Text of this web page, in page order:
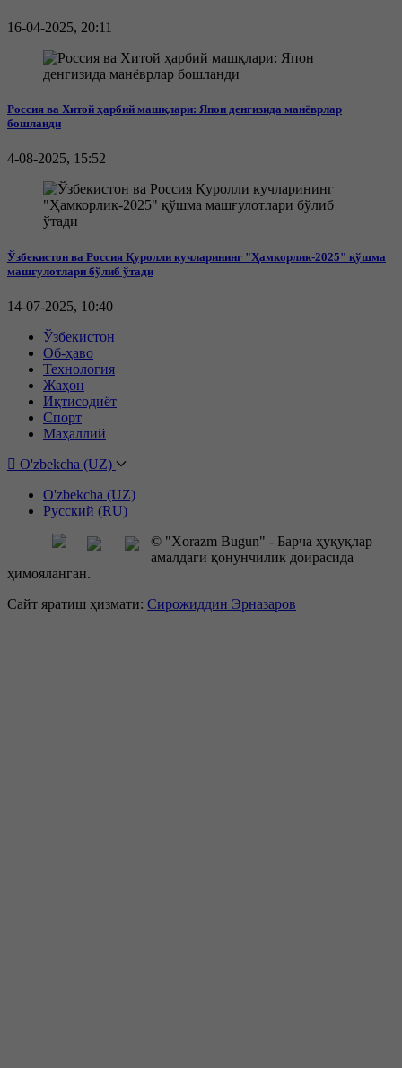
16-04-2025, 20:11
Россия ва Хитой ҳарбий машқлари: Япон денгизида манёврлар
бошланди
4-08-2025, 15:52
Ўзбекистон ва Россия Қуролли кучларининг "Ҳамкорлик-2025" қўшма
машғулотлари бўлиб ўтади
14-07-2025, 10:40
Ўзбекистон
Об-ҳаво
Технология
Жаҳон
Иқтисодиёт
Спорт
Маҳаллий
O'zbekcha (UZ)
O'zbekcha (UZ)
Русский (RU)
© "Xorazm Bugun" - Барча ҳуқуқлар
амалдаги қонунчилик доирасида
ҳимояланган.
Сайт яратиш ҳизмати: Сирожиддин Эрназаров